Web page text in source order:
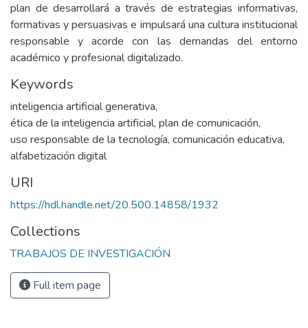
plan de desarrollará a través de estrategias informativas,
formativas y persuasivas e impulsará una cultura institucional
responsable y acorde con las demandas del entorno
académico y profesional digitalizado.
Keywords
inteligencia artificial generativa,
ética de la inteligencia artificial, plan de comunicación,
uso responsable de la tecnología, comunicación educativa,
alfabetización digital
URI
https://hdl.handle.net/20.500.14858/1932
Collections
TRABAJOS DE INVESTIGACIÓN
Full item page